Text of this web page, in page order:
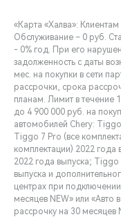
«Карта «Халва»:
Обслуживание – 0 руб.
- 0% год. При его
задолженность с даты
мес. на покупки в сети
рассрочки, срока
планам. Лимит в течение
до 4 900 000 руб. на
автомобилей Chery:
Tiggo 7 Pro (все
комплектации) 2022 года
2022 года выпуска; Tiggo
выпуска и
центрах при
месяцев NEW» или «Авто
рассрочку на 30 месяцев